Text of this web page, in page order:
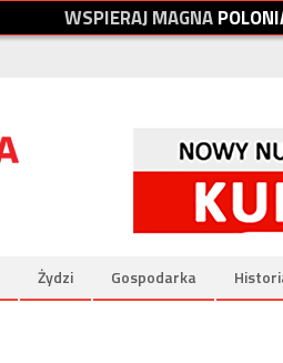
WSPIERAJMAGNAPOLONI
Żydzi Gospodarka